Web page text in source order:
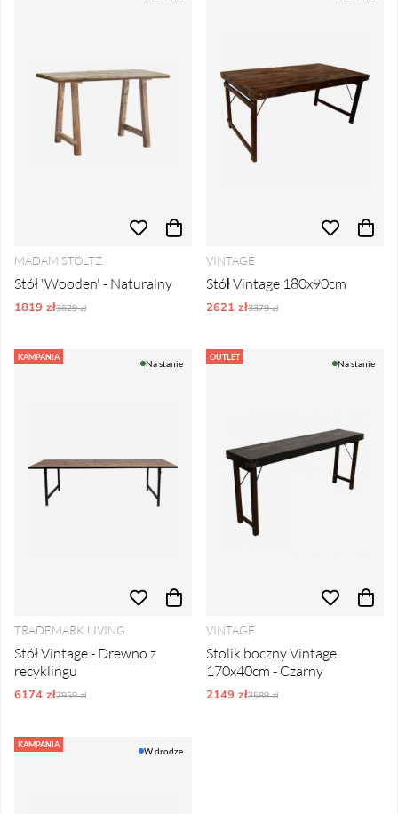
MADAM STOLTZ
Stół 'Wooden' - Naturalny
1819 złOrdynarne ceny:
3629 zł
VINTAGE
Stół Vintage 180x90cm
2621 złOrdynarne ceny:
3379 zł
KAMPANIA
Na stanie
TRADEMARK LIVING
Stół Vintage - Drewno z
recyklingu
6174 złOrdynarne ceny:
7959 zł
OUTLET
Na stanie
VINTAGE
Stolik boczny Vintage
170x40cm - Czarny
2149 złOrdynarne ceny:
3589 zł
KAMPANIA
W drodze